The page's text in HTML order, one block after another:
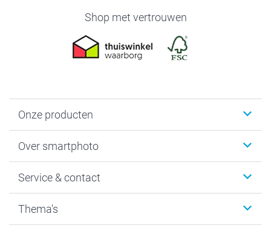
Shop met vertrouwen
Onze producten
Fotoboeken
Fotocadeaus
Kaarten
Over smartphoto
Vacatures
Bestelproces
Service & contact
Tevredenheidsgarantie
Thema's